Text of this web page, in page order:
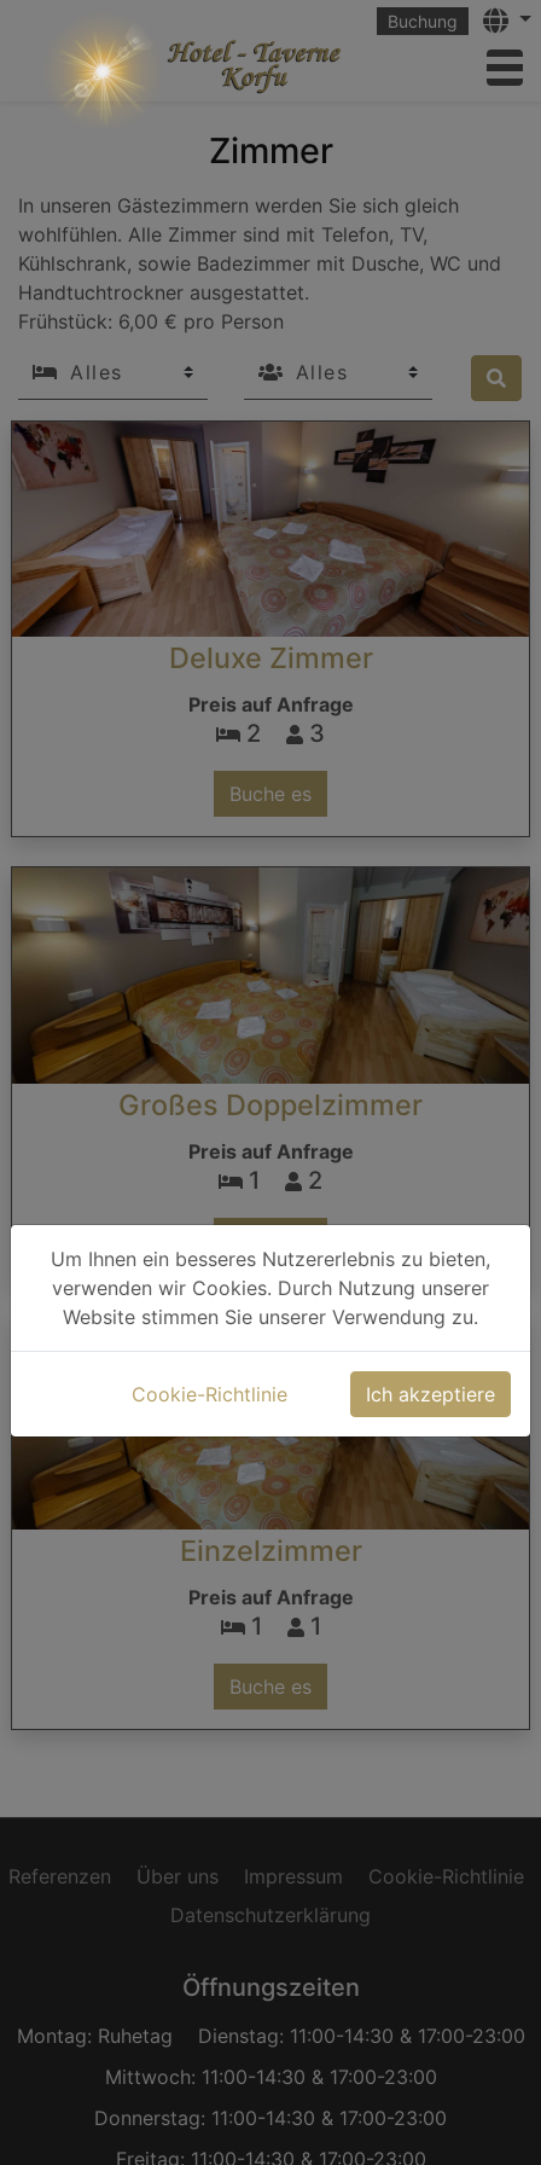
Buchung
Zimmer
In unseren Gästezimmern werden Sie sich gleich
wohlfühlen. Alle Zimmer sind mit Telefon, TV,
Kühlschrank, sowie Badezimmer mit Dusche, WC und
Handtuchtrockner ausgestattet.
Frühstück: 6,00 € pro Person
Deluxe Zimmer
Preis auf Anfrage
2 3
Buche es
Großes Doppelzimmer
Preis auf Anfrage
1 2
Einzelzimmer
Preis auf Anfrage
1 1
Buche es
Referenzen Über uns Impressum
Cookie-Richtlinie
Datenschutzerklärung
Öffnungszeiten
Montag: Ruhetag
Dienstag: 11:00-14:30 & 17:00-23:00
Mittwoch: 11:00-14:30 & 17:00-23:00
Donnerstag: 11:00-14:30 & 17:00-23:00
Freitag: 11:00-14:30 & 17:00-23:00
Um Ihnen ein besseres Nutzererlebnis zu bieten,
verwenden wir Cookies. Durch Nutzung unserer
Website stimmen Sie unserer Verwendung zu.
Cookie-Richtlinie Ich akzeptiere